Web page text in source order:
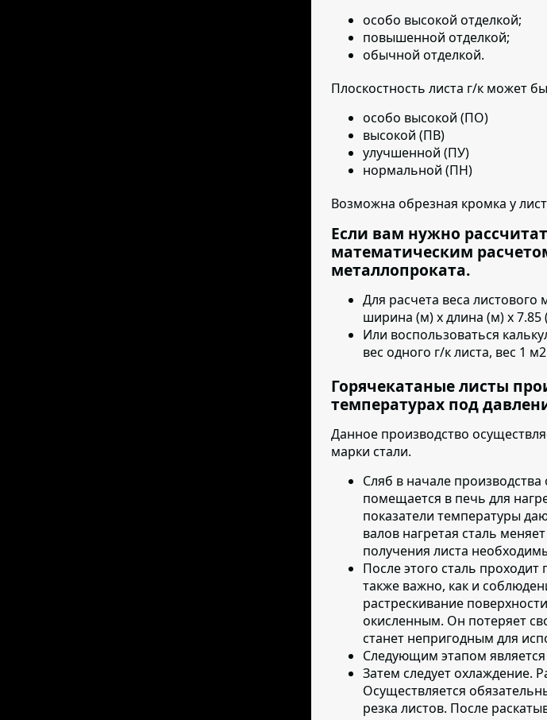
особо высокой отделкой;
повышенной отделкой;
обычной отделкой.
Плоскостность листа г/к может
особо высокой (ПО)
высокой (ПВ)
улучшенной (ПУ)
нормальной (ПН)
Возможна обрезная кромка у
Если вам нужно
математическим
металлопроката.
Для расчета веса
ширина (м) х длина (м) х 7.85
Или воспользоваться
вес одного г/к листа, вес 1
Горячекатаные листы
температурах под
Данное производство
марки стали.
Сляб в начале
помещается в печь для
показатели температуры
валов нагретая сталь
получения листа
После этого сталь проходит
также важно, как и
растрескивание
окисленным. Он потеряет
станет непригодным для
Следующим этапом является
Затем следует охлаждение.
Осуществляется
резка листов. После